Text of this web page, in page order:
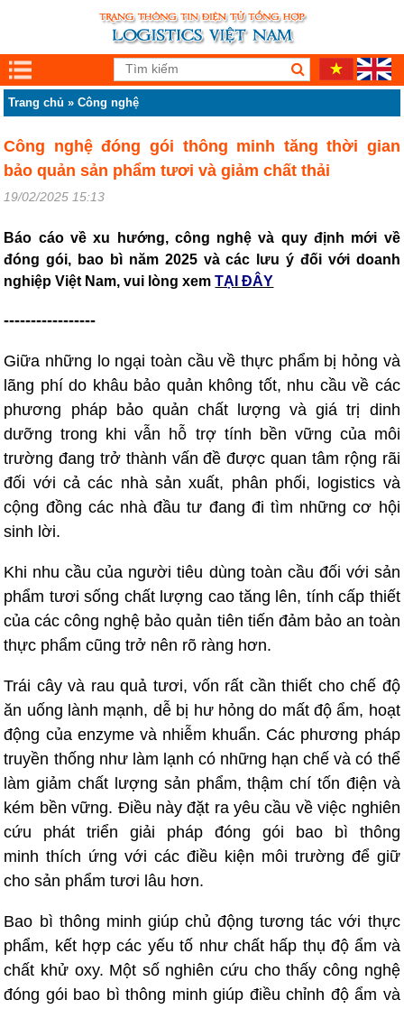
Trang chủ »Công nghệ
Công nghệ đóng gói thông minh tăng thời gian
bảo quản sản phẩm tươi và giảm chất thải
19/02/2025 15:13
Báo cáo về xu hướng, công nghệ và quy định mới về
đóng gói, bao bì năm 2025 và các lưu ý đối với doanh
nghiệp Việt Nam, vui lòng xemTẠI ĐÂY
-----------------
Giữa những lo ngại toàn cầu về thực phẩm bị hỏng và
lãng phí do khâu bảo quản không tốt, nhu cầu về các
phương pháp bảo quản chất lượng và giá trị dinh
dưỡng trong khi vẫn hỗ trợ tính bền vững của môi
trường đang trở thành vấn đề được quan tâm rộng rãi
đối với cả các nhà sản xuất, phân phối, logistics và
cộng đồng các nhà đầu tư đang đi tìm những cơ hội
sinh lời.
Khi nhu cầu của người tiêu dùng toàn cầu đối với sản
phẩm tươi sống chất lượng cao tăng lên, tính cấp thiết
của các công nghệ bảo quản tiên tiến đảm bảo an toàn
thực phẩm cũng trở nên rõ ràng hơn.
Trái cây và rau quả tươi, vốn rất cần thiết cho chế độ
ăn uống lành mạnh, dễ bị hư hỏng do mất độ ẩm, hoạt
động của enzyme và nhiễm khuẩn. Các phương pháp
truyền thống như làm lạnh có những hạn chế và có thể
làm giảm chất lượng sản phẩm, thậm chí tốn điện và
kém bền vững. Điều này đặt ra yêu cầu về việc nghiên
cứu phát triển giải pháp đóng gói bao bì thông
minh thích ứng với các điều kiện môi trường để giữ
cho sản phẩm tươi lâu hơn.
Bao bì thông minh giúp chủ động tương tác với thực
phẩm, kết hợp các yếu tố như chất hấp thụ độ ẩm và
chất khử oxy. Một số nghiên cứu cho thấy công nghệ
đóng gói bao bì thông minh giúp điều chỉnh độ ẩm và